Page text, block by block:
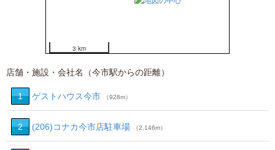
3 km
店舗・施設・会社名（今市駅からの距離）
1 ゲストハウス今市 （928m）
2 (206)コナカ今市店駐車場 （2,146m）